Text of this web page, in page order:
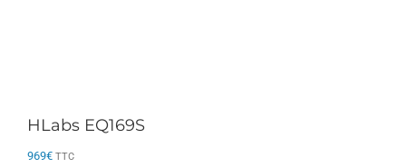
HLabs EQ169S
969€ TTC